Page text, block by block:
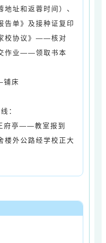
地址和返蓉时间）、
告单》及接种证复印
校协议》 ——核对
作业——领取书本
床
：
亭——教室报到
外公路经学校正大